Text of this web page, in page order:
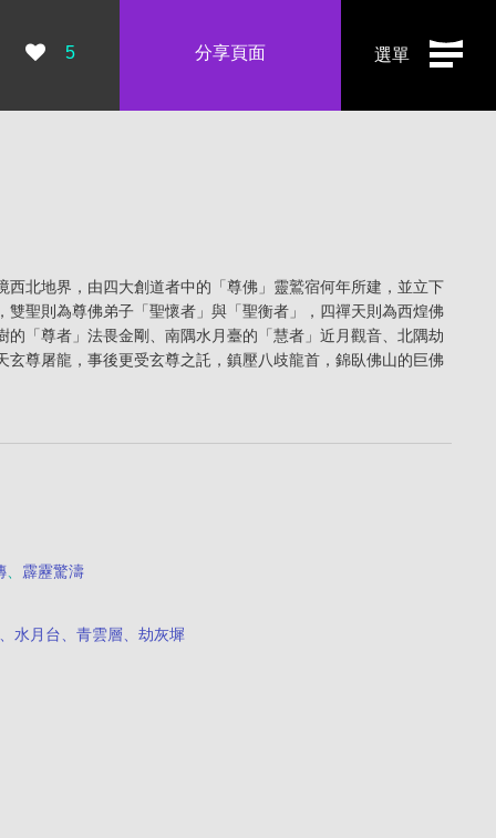
選單
瀏覽數：
5 分享頁面
北地界，由四大創道者中的「尊佛」靈鷲宿何年所建，並立下
聖則為尊佛弟子「聖懷者」與「聖衡者」，四禪天則為西煌佛
「尊者」法畏金剛、南隅水月臺的「慧者」近月觀音、北隅劫
尊屠龍，事後更受玄尊之託，鎮壓八歧龍首，錦臥佛山的巨佛
、 霹靂驚濤
水月台、青雲層、劫灰墀